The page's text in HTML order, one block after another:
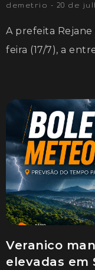
demetrio 20 de
A prefeita Rejane
feira (17/7), a
Veranico
elevadas em